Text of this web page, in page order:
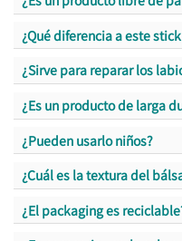
¿Qué diferencia a este
¿Sirve para reparar los
¿Es un producto de larga
¿Pueden usarlo niños?
¿Cuál es la textura del
¿El packaging es